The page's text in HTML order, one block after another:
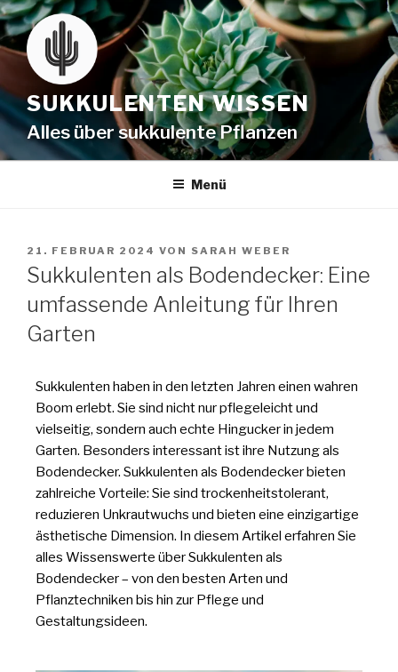
SUKKULENTEN WISSEN
Alles über sukkulente Pflanzen
Menü
21. FEBRUAR 2024 VON SARAH WEBER
Sukkulenten als Bodendecker: Eine
umfassende Anleitung für Ihren
Garten
Sukkulenten haben in den letzten Jahren einen wahren
Boom erlebt. Sie sind nicht nur pflegeleicht und
vielseitig, sondern auch echte Hingucker in jedem
Garten. Besonders interessant ist ihre Nutzung als
Bodendecker. Sukkulenten als Bodendecker bieten
zahlreiche Vorteile: Sie sind trockenheitstolerant,
reduzieren Unkrautwuchs und bieten eine einzigartige
ästhetische Dimension. In diesem Artikel erfahren Sie
alles Wissenswerte über Sukkulenten als
Bodendecker – von den besten Arten und
Pflanztechniken bis hin zur Pflege und
Gestaltungsideen.